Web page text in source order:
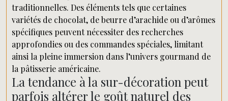
traditionnelles. Des éléments tels que certaines
variétés de chocolat, de beurre d’arachide ou d’arômes
spécifiques peuvent nécessiter des recherches
approfondies ou des commandes spéciales, limitant
ainsi la pleine immersion dans l’univers gourmand de
la pâtisserie américaine.
La tendance à la sur-décoration peut
parfois altérer le goût naturel des